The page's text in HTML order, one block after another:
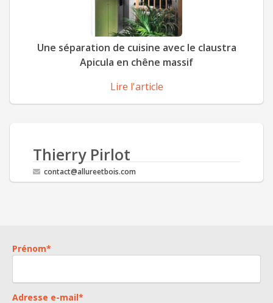
Une séparation de cuisine avec le claustra
Apicula en chêne massif
Lire l'article
Thierry Pirlot
contact@allureetbois.com
Prénom*
Adresse e-mail*